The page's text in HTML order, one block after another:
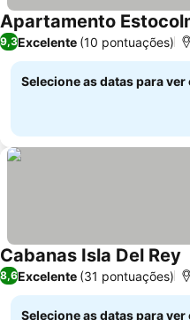
Apartamento
9,3Excelente (10 pontuações)
Selecione as datas para
Cabanas Isla Del Rey
8,6Excelente (31 pontuações)
Selecione as datas para